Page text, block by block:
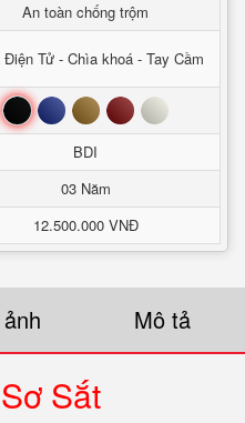
An toàn chống trộm
Điện Tử - Chìa khoá - Tay Cầm
Đen Xanh Nâu Đỏ Trắng
BDI
03 Năm
12.500.000 VNĐ
Mô tả
Sắt